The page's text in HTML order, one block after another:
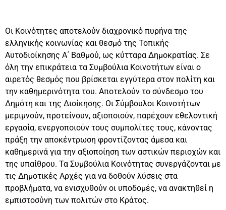
Οι Κοινότητες αποτελούν διαχρονικό πυρήνα της
ελληνικής κοινωνίας και θεσμό της Τοπικής
Αυτοδιοίκησης Α΄ Βαθμού, ως κύτταρα Δημοκρατίας. Σε
όλη την επικράτεια τα Συμβούλια Κοινοτήτων είναι ο
αιρετός θεσμός που βρίσκεται εγγύτερα στον πολίτη και
την καθημερινότητα του. Αποτελούν το σύνδεσμο του
Δημότη και της Διοίκησης. Οι Σύμβουλοι Κοινοτήτων
μεριμνούν, προτείνουν, αξιοποιούν, παρέχουν εθελοντική
εργασία, ενεργοποιούν τους συμπολίτες τους, κάνοντας
πράξη την αποκέντρωση φροντίζοντας άμεσα και
καθημερινά για την αξιοποίηση των αστικών περιοχών και
της υπαίθρου. Τα Συμβούλια Κοινότητας συνεργάζονται με
τις Δημοτικές Αρχές για να δοθούν λύσεις στα
προβλήματα, να ενισχυθούν οι υποδομές, να ανακτηθεί η
εμπιστοσύνη των πολιτών στο Κράτος.